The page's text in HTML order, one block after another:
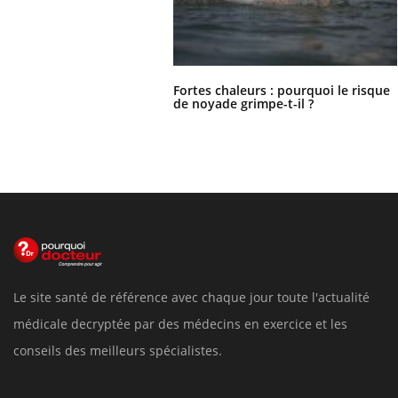
Fortes chaleurs : pourquoi le risque
de noyade grimpe-t-il ?
Le site santé de référence avec chaque jour toute l'actualité
médicale decryptée par des médecins en exercice et les
conseils des meilleurs spécialistes.